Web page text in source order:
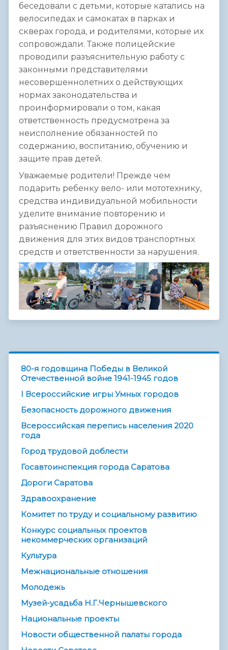
беседовали с детьми, которые катались на
велосипедах и самокатах в парках и
скверах города, и родителями, которые их
сопровождали. Также полицейские
проводили разъяснительную работу с
законными представителями
несовершеннолетних о действующих
нормах законодательства и
проинформировали о том, какая
ответственность предусмотрена за
неисполнение обязанностей по
содержанию, воспитанию, обучению и
защите прав детей.
Уважаемые родители! Прежде чем
подарить ребенку вело- или мототехнику,
средства индивидуальной мобильности
уделите внимание повторению и
разъяснению Правил дорожного
движения для этих видов транспортных
средств и ответственности за нарушения.
80-я годовщина Победы в Великой
Отечественной войне 1941-1945 годов
I Всероссийские игры Умных городов
Безопасность дорожного движения
Всероссийская перепись населения 2020
года
Город трудовой доблести
Госавтоинспекция города Саратова
Дороги Саратова
Здравоохранение
Комитет по труду и социальному развитию
Конкурс социальных проектов
некоммерческих организаций
Культура
Межнациональные отношения
Молодежь
Музей-усадьба Н.Г.Чернышевского
Национальные проекты
Новости общественной палаты города